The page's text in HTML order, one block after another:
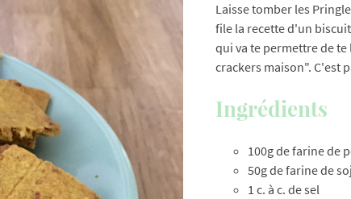
Laisse tomber les
file la recette d'un
qui va te permettre de te
crackers maison". C'est
Ingrédients
100g de farine de
50g de farine de
1 c. à c. de sel